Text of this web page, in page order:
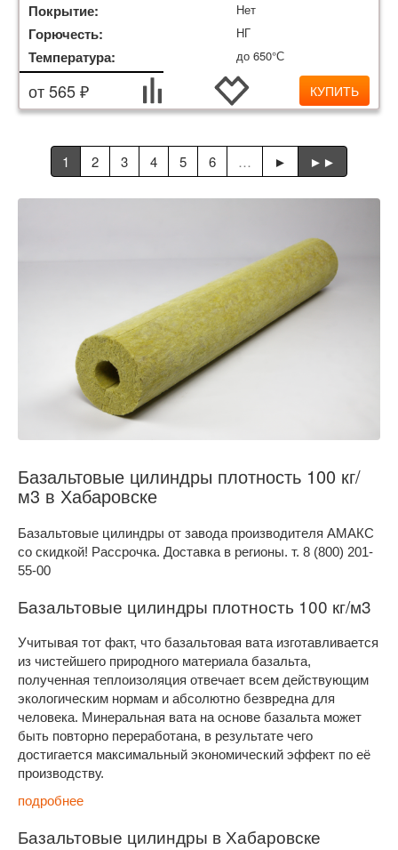
Покрытие: Нет
Горючесть: НГ
Температура: до 650°С
от 565 ₽ КУПИТЬ
1 2 3 4 5 6 … ► ►►
Базальтовые цилиндры плотность 100 кг/
м3 в Хабаровске
Базальтовые цилиндры от завода производителя АМАКС
со скидкой! Рассрочка. Доставка в регионы. т. 8 (800) 201-
55-00
Базальтовые цилиндры плотность 100 кг/м3
Учитывая тот факт, что базальтовая вата изготавливается
из чистейшего природного материала базальта,
полученная теплоизоляция отвечает всем действующим
экологическим нормам и абсолютно безвредна для
человека. Минеральная вата на основе базальта может
быть повторно переработана, в результате чего
достигается максимальный экономический эффект по её
производству.
подробнее
Базальтовые цилиндры в Хабаровске